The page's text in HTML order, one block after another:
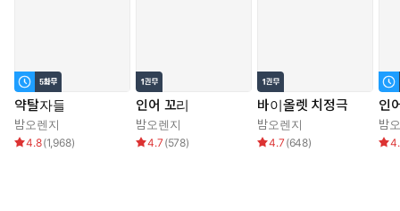
병약하고 소심하지만 할 말 다 하는 쭈그리당돌 빚쟁이 인어 아가
씨와 비상식적 신사인 채권자 노아 튜더의 할리퀸 로맨스.
약탈자들
밤오렌지
4.8(1,968)
인어 꼬리
밤오렌지
4.7 (578)
바이올렛 치정극
밤오렌지
4.7 (648)
인
밤